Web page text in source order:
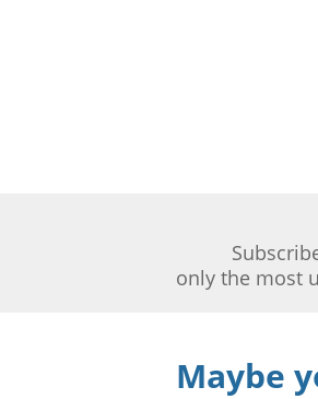
only the most
Maybe